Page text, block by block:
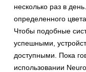
несколько раз в
определенного
Чтобы подобные
успешными,
доступными. Пока
использовании